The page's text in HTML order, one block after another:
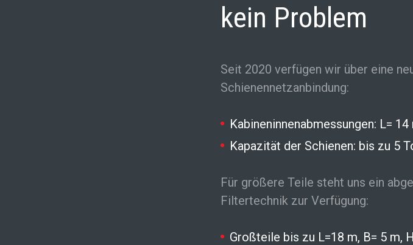
kein Problem
Seit 2020 verfügen wir über eine
Schienennetzanbindung:
Kabineninnenabmessungen: L=
Kapazität der Schienen: bis zu 5
Für größere Teile steht uns ein
Filtertechnik zur Verfügung:
Großteile bis zu L=18 m, B= 5 m,